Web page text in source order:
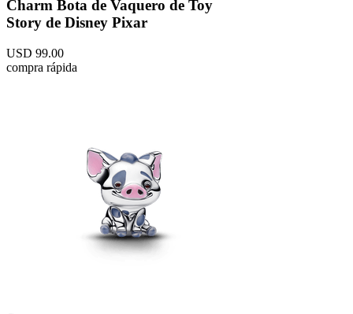
Charm Bota de Vaquero de Toy
Story de Disney Pixar
USD 99.00
compra rápida